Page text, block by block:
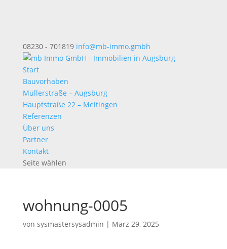
08230 - 701819 info@mb-immo.gmbh
Start
Bauvorhaben
Müllerstraße – Augsburg
Hauptstraße 22 – Meitingen
Referenzen
Über uns
Partner
Kontakt
Seite wählen
wohnung-0005
von sysmastersysadmin | März 29, 2025